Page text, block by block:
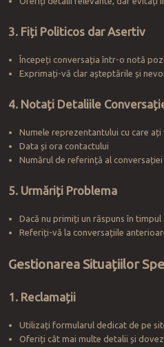
3. Fiți Politicos dar Asertiv
Începeți conversația într-o notă
Exprimați-vă clar așteptările și
4. Notați Detaliile
Numele reprezentantului cu care
Data și ora contactului
Numărul de referință al
5. Urmăriți Problema
Dacă nu primiți un răspuns în
Referiți-vă la conversațiile
Gestionarea Situațiilor
1. Reclamații
Utilizați formularul dedicat de pe
Oferiți cât mai multe detalii și